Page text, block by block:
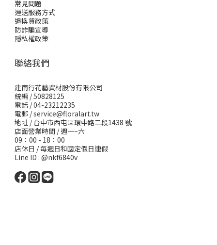
常見問題
運送服務方式
退換貨政策
防詐騙宣導
隱私權政策
聯絡我們
建南行花藝資材股份有限公司
統編 / 50828125
電話 / 04-23212235
電郵 /service@floralart.tw
地址 / 台中市西屯區環中路二段1438 號
店面營業時間 / 週一~六
09：00 - 18：00
店休日 / 每週日和國定假日連假
Line ID : @nkf6840v